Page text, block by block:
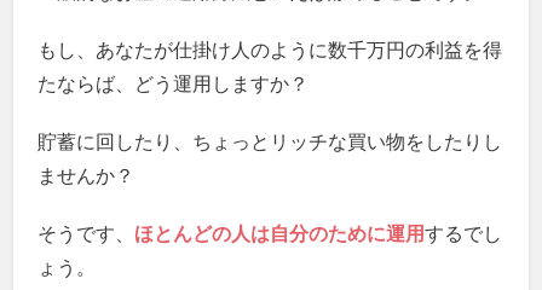
もし、あなたが仕掛け人のように数千万円の利益を得
たならば、どう運用しますか？
貯蓄に回したり、ちょっとリッチな買い物をしたりし
ませんか？
そうです、 ほとんどの人は自分のために運用するでし
ょう。